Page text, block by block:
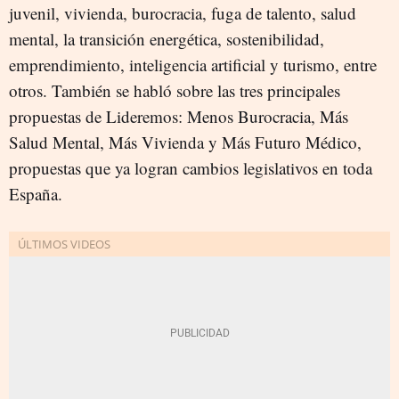
juvenil, vivienda, burocracia, fuga de talento, salud
mental, la transición energética, sostenibilidad,
emprendimiento, inteligencia artificial y turismo, entre
otros. También se habló sobre las tres principales
propuestas de Lideremos: Menos Burocracia, Más
Salud Mental, Más Vivienda y Más Futuro Médico,
propuestas que ya logran cambios legislativos en toda
España.